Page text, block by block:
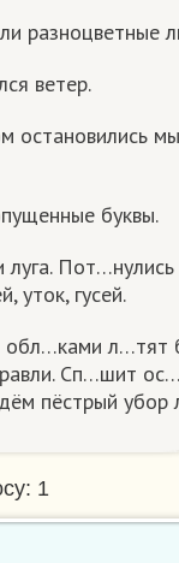
разноцветные
ветер.
остановились
буквы.
Пот…нулись
уток, гусей.
л…тят
Сп…шит
пёстрый убор
1